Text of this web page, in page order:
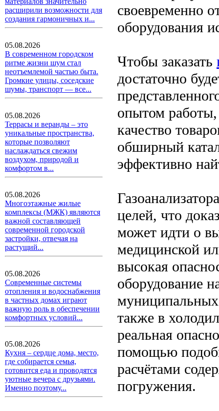
расширили возможности для
создания гармоничных и...
05.08.2026
В современном городском
ритме жизни шум стал
неотъемлемой частью быта.
Громкие улицы, соседские
шумы, транспорт — все...
05.08.2026
Террасы и веранды – это
уникальные пространства,
которые позволяют
наслаждаться свежим
воздухом, природой и
комфортом в...
05.08.2026
Многоэтажные жилые
комплексы (МЖК) являются
важной составляющей
современной городской
застройки, отвечая на
растущий...
05.08.2026
Современные системы
отопления и водоснабжения
в частных домах играют
важную роль в обеспечении
комфортных условий...
05.08.2026
Кухня – сердце дома, место,
где собирается семья,
готовится еда и проводятся
уютные вечера с друзьями.
Именно поэтому...
своевременно
оборудования
Чтобы заказать
достаточно
опытом работы,
качество
обширный
эффективно
целей, что
может идти о
медицинской
высокая
оборудование
муниципальных
также в
реальная
помощью
расчётами
погружения.